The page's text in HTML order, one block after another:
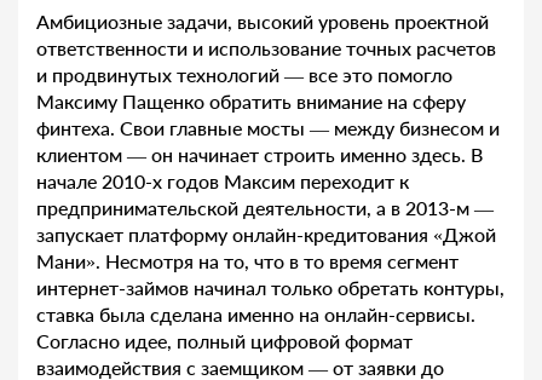
Амбициозные задачи, высокий уровень проектной
ответственности и использование точных расчетов
и продвинутых технологий — все это помогло
Максиму Пащенко обратить внимание на сферу
финтеха. Свои главные мосты — между бизнесом и
клиентом — он начинает строить именно здесь. В
начале 2010-х годов Максим переходит к
предпринимательской деятельности, а в 2013-м —
запускает платформу онлайн-кредитования «Джой
Мани». Несмотря на то, что в то время сегмент
интернет-займов начинал только обретать контуры,
ставка была сделана именно на онлайн-сервисы.
Согласно идее, полный цифровой формат
взаимодействия с заемщиком — от заявки до